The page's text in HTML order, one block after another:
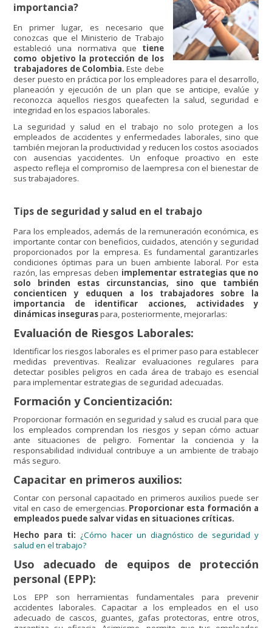
importancia?
En primer lugar, es necesario que
conozcas que el Ministerio de Trabajo
estableció una normativa que tiene
como objetivo la protección de los
trabajadores de Colombia. Este debe
deser puesto en práctica por los empleadores para el desarrollo,
planeación y ejecución de un plan que se anticipe, evalúe y
reconozca aquellos riesgos queafecten la salud, seguridad e
integridad en los espacios laborales.
La seguridad y salud en el trabajo no solo protegen a los
empleados de accidentes y enfermedades laborales, sino que
también mejoran la productividad y reducen los costos asociados
con ausencias yaccidentes. Un enfoque proactivo en este
aspecto refleja el compromiso de laempresa con el bienestar de
sus trabajadores.
Tips de seguridad y salud en el trabajo
Para los empleados, además de la remuneración económica, es
importante contar con beneficios, cuidados, atención y seguridad
proporcionados por la empresa. Es fundamental garantizarles
condiciones óptimas para un buen ambiente laboral. Por esta
razón, las empresas deben implementar estrategias que no
solo brinden estas circunstancias, sino que
también
concienticen y eduquen a los trabajadores sobre la
importancia de identificar acciones, actividades y
dinámicas inseguraspara, posteriormente, mejorarlas:
Evaluación de Riesgos Laborales:
Identificar los riesgos laborales es el primer paso para establecer
medidas preventivas. Realizar evaluaciones regulares para
detectar posibles peligros en cada área de trabajo es esencial
para implementar estrategias de seguridad adecuadas.
Formación y Concientización:
Proporcionar formación en seguridad y salud es crucial para que
los empleados comprendan los riesgos y sepan cómo actuar
ante situaciones de peligro. Fomentar la conciencia y la
responsabilidad individual contribuye a un ambiente de trabajo
más seguro.
Capacitar en primeros auxilios:
Contar con personal capacitado en primeros auxilios puede ser
vital en caso de emergencias. Proporcionar esta formación a
empleados puede salvar vidas en situaciones críticas.
Hecho para ti: ¿Cómo hacer un diagnóstico de seguridad y
salud en el trabajo?
Uso adecuado de equipos de protección
personal (EPP):
Los EPP son herramientas fundamentales para prevenir
accidentes laborales. Capacitar a los empleados en el uso
adecuado de cascos, guantes, gafas protectoras, entre otros,